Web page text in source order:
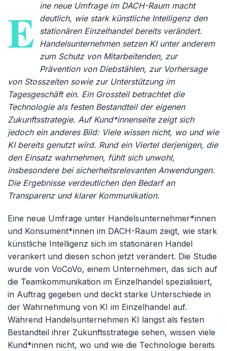
E ine neue Umfrage im DACH-Raum macht
deutlich, wie stark künstliche Intelligenz den
stationären Einzelhandel bereits verändert.
Handelsunternehmen setzen KI unter anderem
zum Schutz von Mitarbeitenden, zur
Prävention von Diebstählen, zur Vorhersage
von Stosszeiten sowie zur Unterstützung im
Tagesgeschäft ein. Ein Grossteil betrachtet die
Technologie als festen Bestandteil der eigenen
Zukunftsstrategie. Auf Kund*innenseite zeigt sich
jedoch ein anderes Bild: Viele wissen nicht, wo und wie
KI bereits genutzt wird. Rund ein Viertel derjenigen, die
den Einsatz wahrnehmen, fühlt sich unwohl,
insbesondere bei sicherheitsrelevanten Anwendungen.
Die Ergebnisse verdeutlichen den Bedarf an
Transparenz und klarer Kommunikation.
Eine neue Umfrage unter Handelsunternehmer*innen
und Konsument*innen im DACH-Raum zeigt, wie stark
künstliche Intelligenz sich im stationären Handel
verankert und diesen schon jetzt verändert. Die Studie
wurde von VoCoVo, einem Unternehmen, das sich auf
die Teamkommunikation im Einzelhandel spezialisiert,
in Auftrag gegeben und deckt starke Unterschiede in
der Wahrnehmung von KI im Einzelhandel auf.
Während Handelsunternehmen KI längst als festen
Bestandteil ihrer Zukunftsstrategie sehen, wissen viele
Kund*innen nicht, wo und wie die Technologie bereits